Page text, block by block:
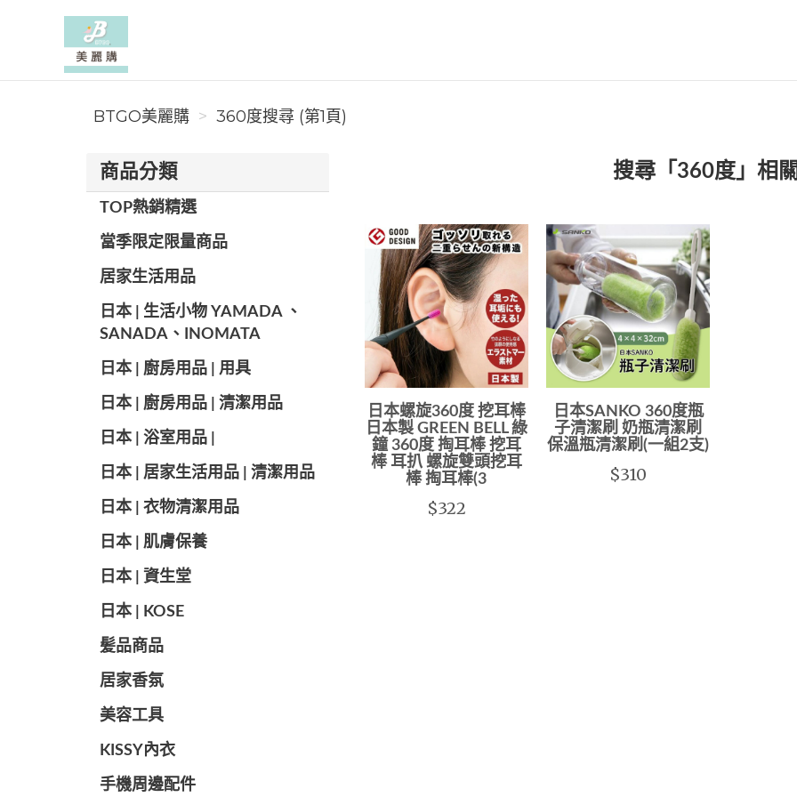
BTGO美麗購
BTGO美麗購 360度搜尋 (第1頁)
商品分類
TOP熱銷精選
當季限定限量商品
居家生活用品
日本 | 生活小物 YAMADA 、
SANADA、INOMATA
日本 | 廚房用品 | 用具
日本 | 廚房用品 | 清潔用品
日本 | 浴室用品 |
日本 | 居家生活用品 | 清潔用品
日本 | 衣物清潔用品
日本 | 肌膚保養
日本 | 資生堂
日本 | KOSE
髪品商品
居家香氛
美容工具
KISSY內衣
手機周邊配件
搜尋「360度」相
日本螺旋360度 挖耳棒
日本製 GREEN BELL 綠
鐘 360度 掏耳棒 挖耳
棒 耳扒 螺旋雙頭挖耳
棒 掏耳棒(3
$322
日本SANKO 360度瓶
子清潔刷 奶瓶清潔刷
保溫瓶清潔刷(一組2支)
$310